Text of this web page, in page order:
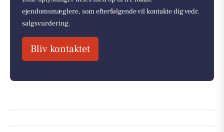
ejendomsmæglere, som efterfølgende vil kontakte dig vedr.
salgsvurdering.
Bliv kontaktet